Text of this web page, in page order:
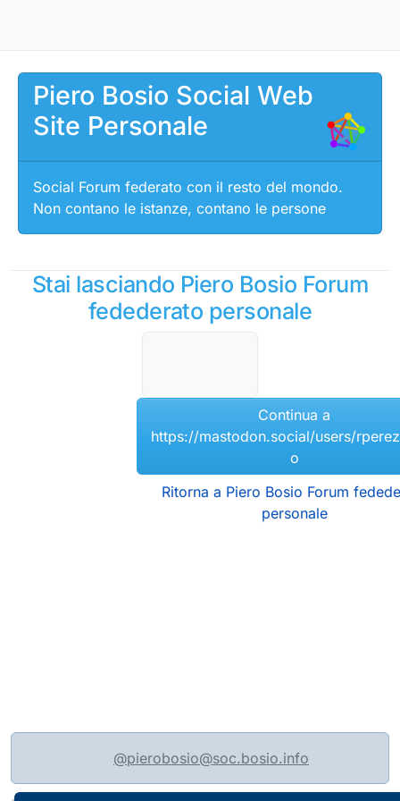
Piero Bosio Social Web
Site Personale
Social Forum federato con il resto del mondo.
Non contano le istanze, contano le persone
Stai lasciando Piero Bosio Forum
fedederato personale
Continua a
https://mastodon.social/users/
o
Ritorna a Piero Bosio Forum
personale
@pierobosio@soc.bosio.info